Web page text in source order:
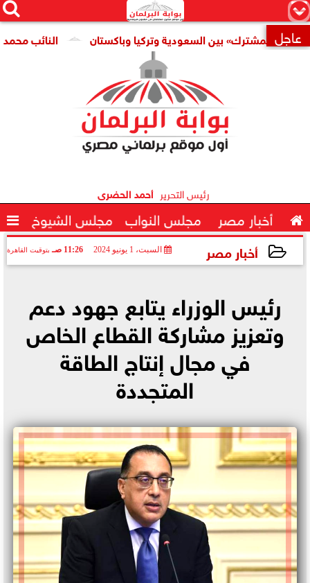
×


 عاجل النائب محمد المشترك» بين السعودية وتركيا وباكستان
رئيس التحرير أحمد الحضرى
 أخبار مصر مجلس النواب مجلس الشيوخ 
أخبار مصر السبت، 1 يونيو 2024 11:26 صـ بتوقيت القاهرة
رئيس الوزراء يتابع جهود دعم
وتعزيز مشاركة القطاع الخاص
في مجال إنتاج الطاقة
المتجددة